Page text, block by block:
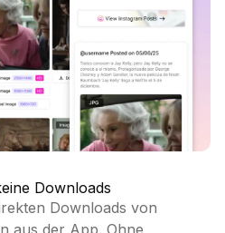
Downloads
Downloads von